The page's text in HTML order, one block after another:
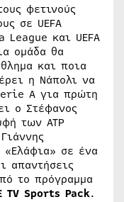
φετινούς
σε UEFA
League και UEFA
ομάδα θα
και ποια
η Νάπολι να
A για πρώτη
ο Στέφανος
των ATP
«Ελάφια» σε ένα
απαντήσεις
το πρόγραμμα
TV Sports Pack.